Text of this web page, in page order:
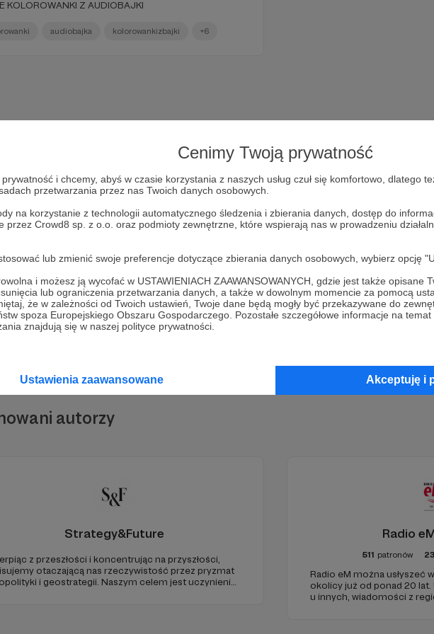
Cenimy Twoją prywatność
i chcemy, abyś w czasie korzystania z naszych usług czuł się komfortowo, dlatego
przetwarzania przez nas Twoich danych osobowych.
na korzystanie z technologii automatycznego śledzenia i zbierania danych, dostęp do
przez Crowd8 sp. z o.o. oraz podmioty zewnętrzne, które wspierają nas w prowadzeniu
lub zmienić swoje preferencje dotyczące zbierania danych osobowych, wybierz opcję
i możesz ją wycofać w USTAWIENIACH ZAAWANSOWANYCH, gdzie jest także opisane
lub ograniczenia przetwarzania danych, a także w dowolnym momencie za pomocą
że w zależności od Twoich ustawień, Twoje dane będą mogły być przekazywane do
spoza Europejskiego Obszaru Gospodarczego. Pozostałe szczegółowe informacje na
znajdują się w naszej polityce prywatności.
Ustawienia zaawansowane Akceptuję i
KOLOROWANKI Z AUDIOBAJKI
audiobajka kolorowankizbajki +6
Wesprzyj działalność AutoraBAJKOWE PODDASZE już
Zostań Patronem
autorzy
Strategy&Future
z przeszłości i koncentrując na przyszłości,
otaczającą nas rzeczywistość przez pryzmat
i geostrategii. Naszym celem jest uczynienie
Radio
511 patronów
Radio eM można usłyszeć
okolicy już od ponad 20
u innych, wiadomości z